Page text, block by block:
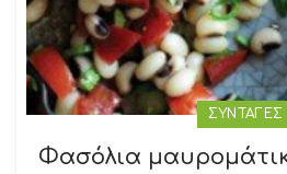
ΣΥΝΤΑΓΕΣ
Φασόλια